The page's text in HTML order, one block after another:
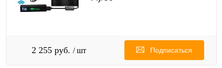
2 255 руб. / шт Подписаться